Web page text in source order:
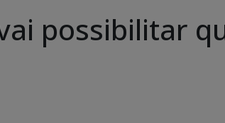
possibilitar